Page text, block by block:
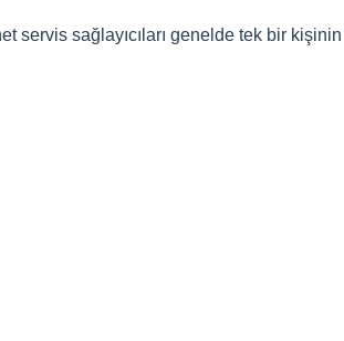
servis sağlayıcıları genelde tek bir